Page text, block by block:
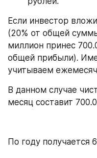
Если инвестор
(20% от общей
миллион принес
общей прибыли).
учитываем
В данном случае
месяц составит
По году получается